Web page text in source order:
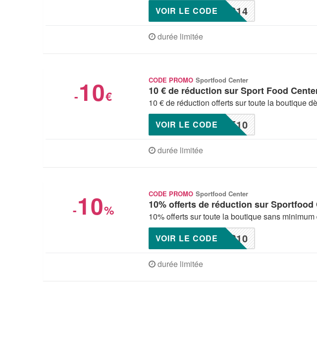
C14
VOIR LE CODE
durée limitée
-10€
CODE PROMO Sportfood Center
10 € de réduction sur Sport Food
10 € de réduction offerts sur toute la boutique
E10
VOIR LE CODE
durée limitée
-10%
CODE PROMO Sportfood Center
10% offerts de réduction sur Sportfood
10% offerts sur toute la boutique sans minimum
P10
VOIR LE CODE
durée limitée